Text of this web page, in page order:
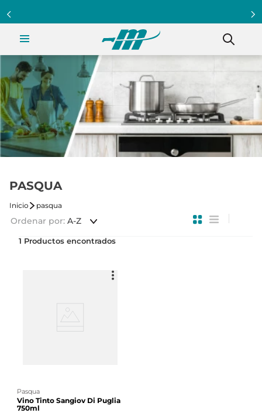
PASQUA
pasqua
Ordenar por A-Z
1
pasqua
Vino Tinto Sangiov Di Puglia
750ml